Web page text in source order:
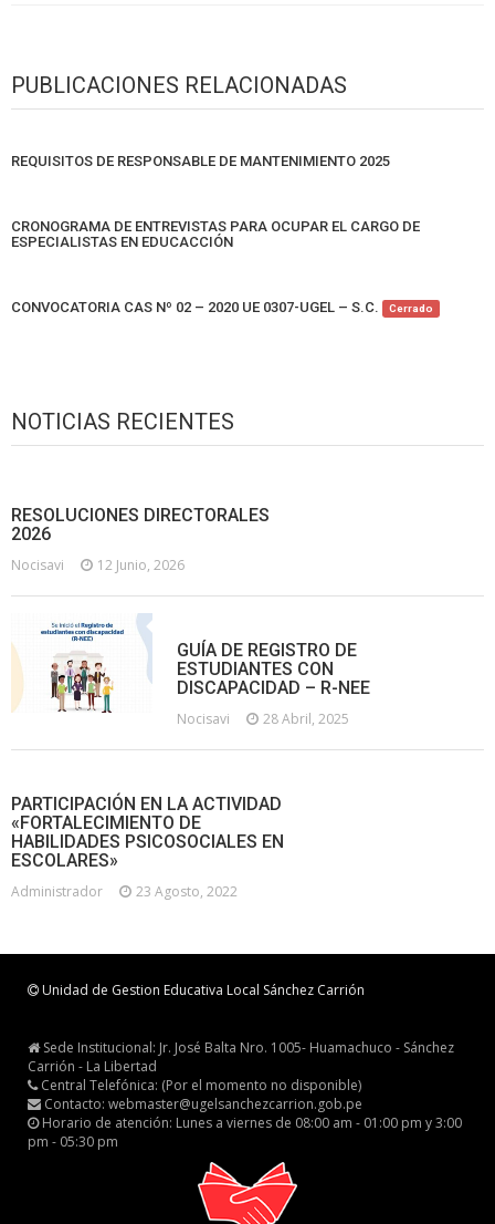
PUBLICACIONES RELACIONADAS
REQUISITOS DE RESPONSABLE DE MANTENIMIENTO 2025
CRONOGRAMA DE ENTREVISTAS PARA OCUPAR EL CARGO DE
ESPECIALISTAS EN EDUCACCIÓN
CONVOCATORIA CAS Nº 02 – 2020 UE 0307-UGEL – S.C. Cerrado
NOTICIAS RECIENTES
RESOLUCIONES DIRECTORALES
2026
Nocisavi 12 Junio, 2026
GUÍA DE REGISTRO DE
ESTUDIANTES CON
DISCAPACIDAD – R-NEE
Nocisavi 28 Abril, 2025
PARTICIPACIÓN EN LA ACTIVIDAD
«FORTALECIMIENTO DE
HABILIDADES PSICOSOCIALES EN
ESCOLARES»
Administrador 23 Agosto, 2022
Unidad de Gestion Educativa Local Sánchez Carrión
Sede Institucional: Jr. José Balta Nro. 1005- Huamachuco - Sánchez
Carrión - La Libertad
Central Telefónica: (Por el momento no disponible)
Contacto: webmaster@ugelsanchezcarrion.gob.pe
Horario de atención: Lunes a viernes de 08:00 am - 01:00 pm y 3:00
pm - 05:30 pm